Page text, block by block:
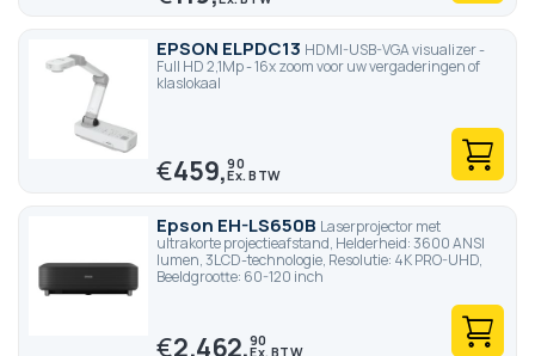
EPSON ELPDC13 HDMI-USB-VGA visualizer -
Full HD 2,1Mp - 16x zoom voor uw vergaderingen of
klaslokaal
€459,90
Epson EH-LS650B Laserprojector met
ultrakorte projectieafstand, Helderheid: 3600 ANSI
lumen, 3LCD-technologie, Resolutie: 4K PRO-UHD,
Beeldgrootte: 60-120 inch
€2.462,90